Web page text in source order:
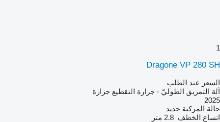
1
Dragone VP 280 SH
السعر عند الطلب
آلة التمزيق الطوليّ - جرارة التقطيع جزازة
2025
حالة المركبة جديد
اتساع الخطف 2.8 متر